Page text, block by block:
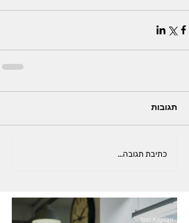
תגובות
כתיבת תגובה...
Yael Kaplan